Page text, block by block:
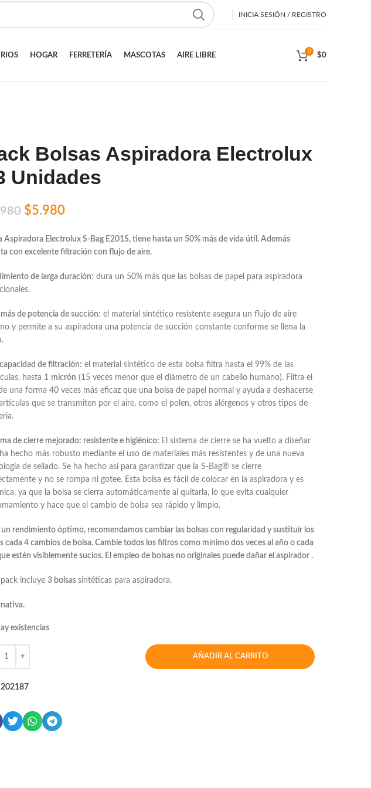
INICIA SESIÓN / REGISTRO
HOGAR FERRETERÍA MASCOTAS AIRE LIBRE
0
$0
Bolsas Aspiradora Electrolux
Unidades
$5.980
Aspiradora Electrolux S-Bag E201S, tiene hasta un 50% más de vida útil. Además
con excelente filtración con flujo de aire.
de larga duración: dura un 50% más que las bolsas de papel para aspiradora
de potencia de succión: el material sintético resistente asegura un flujo de aire
y permite a su aspiradora una potencia de succión constante conforme se llena la
de filtración: el material sintético de esta bolsa filtra hasta el 99% de las
hasta 1 micrón (15 veces menor que el diámetro de un cabello humano). Filtra el
una forma 40 veces más eficaz que una bolsa de papel normal y ayuda a deshacerse
que se transmiten por el aire, como el polen, otros alérgenos y otros tipos de
de cierre mejorado: resistente e higiénico: El sistema de cierre se ha vuelto a diseñar
hecho más robusto mediante el uso de materiales más resistentes y de una nueva
de sellado. Se ha hecho así para garantizar que la S-Bag® se cierre
y no se rompa ni gotee. Esta bolsa es fácil de colocar en la aspiradora y es
ya que la bolsa se cierra automáticamente al quitarla, lo que evita cualquier
y hace que el cambio de bolsa sea rápido y limpio.
un rendimiento óptimo, recomendamos cambiar las bolsas con regularidad y sustituir los
cada 4 cambios de bolsa. Cambie todos los filtros como mínimo dos veces al año o cada
estén visiblemente sucios. El empleo de bolsas no originales puede dañar el aspirador .
pack incluye 3 bolsas sintéticas para aspiradora.
existencias
AÑADIR AL CARRITO
202187